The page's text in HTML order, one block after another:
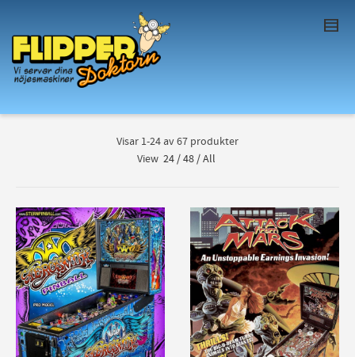
product
. Show
me thecolour
Visar 1-24 av 67 produkter
View 24/48/All